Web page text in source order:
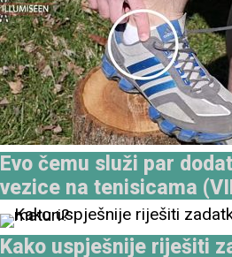
Evo čemu služi par
vezice na tenisicama
Kako uspješnije riješiti